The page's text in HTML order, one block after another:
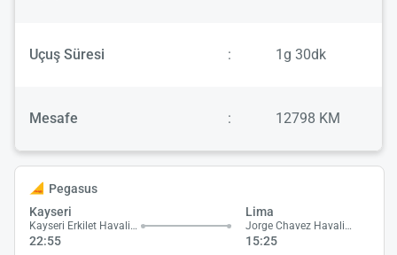
Uçuş Süresi : 1g 30dk
Mesafe : 12798 KM
Pegasus
Kayseri
Kayseri Erkilet Havalimanı
22:55
Lima
Jorge Chavez Havalimanı
15:25